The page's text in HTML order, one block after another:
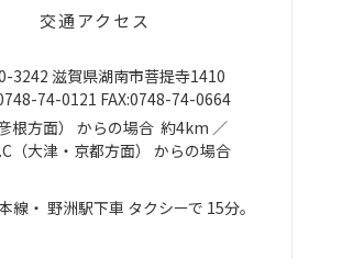
交通アクセス
3242 滋賀県湖南市菩提寺1410
74-0121 FAX:0748-74-0664
根方面） からの場合 約4km ／
（大津・京都方面）
からの場合
線・ 野洲駅下車 タクシーで 15分。